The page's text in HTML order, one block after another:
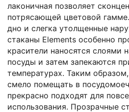
лаконичная позволяет
потрясающей цветовой
дно и слегка утолщенные
стаканы Elements особенно
красители наносятся слоями
посуды и затем запекаются
температурах. Таким
смело помещать в
прекрасно подходят для
использования. Прозрачные